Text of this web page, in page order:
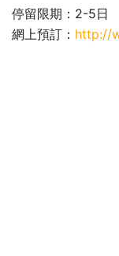
停留限期：2-5日
網上預訂： http://